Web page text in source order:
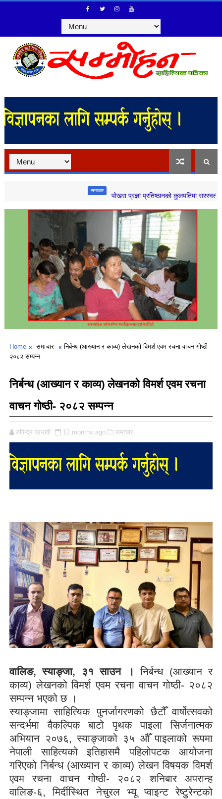
पोखरा प्रज्ञा प्रतिष्ठानको कुलपतिमा सरस्वती प्रतीक्षा
Home समाचार
निर्बन्ध (आख्यान र काव्य) लेखनको विमर्श एवम रचना वाचन गोष्ठी-
२०८२ सम्पन्न
निर्बन्ध (आख्यान र काव्य) लेखनको विमर्श एवम रचना
वाचन गोष्ठी- २०८२ सम्पन्न
रुपिन्द्र प्रभावी 12 months ago समाचार,
वालिङ,स्याङ्जा, ३१ साउन ।निर्बन्ध (आख्यान र
काव्य) लेखनको विमर्श एवम रचना वाचन गोष्ठी- २०८२
सम्पन्न भएको छ ।
स्याङ्जामा साहित्यिक पुनर्जागरणको छैटौँ वार्षोत्सवको
सन्दर्भमा वैकल्पिक बाटो पृथक पाइला सिर्जनात्मक
अभियान २०७६,स्याङ्जाको ३५ औँ पाइलाको रूपमा
नेपाली साहित्यको इतिहासमै पहिलोपटक आयोजना
गरिएको निर्बन्ध (आख्यान र काव्य) लेखन विषयक विमर्श
एवम रचना वाचन गोष्ठी- २०८२ शनिबार अपरान्ह
वालिङ-६,मिर्दीस्थित नेचुरल भ्यू प्वाइन्ट रेष्टुरेन्टको